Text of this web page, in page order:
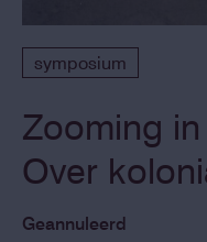
symposium
Zooming
Over
Geannuleerd